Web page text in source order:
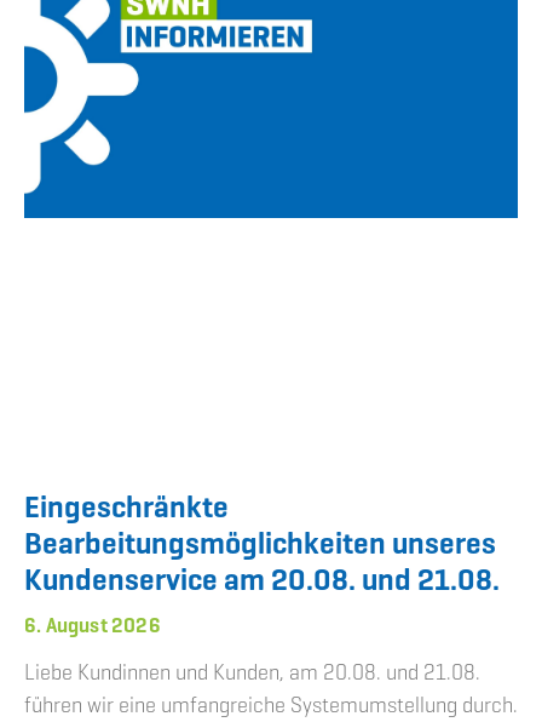
Eingeschränkte
Bearbeitungsmöglichkeiten unseres
Kundenservice am 20.08. und 21.08.
6. August 2026
Liebe Kundinnen und Kunden, am 20.08. und 21.08.
führen wir eine umfangreiche Systemumstellung durch.